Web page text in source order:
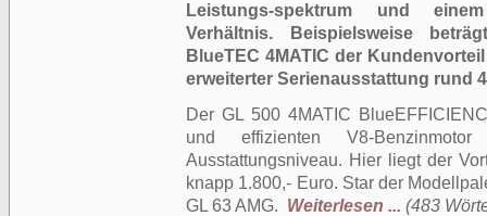
Leistungs-spektrum und
Verhältnis. Beispielsweise
BlueTEC 4MATIC der
erweiterter Serienausstattung rund
Der GL 500 4MATIC
und effizienten V8-
Ausstattungsniveau. Hier liegt der
knapp 1.800,- Euro. Star der
GL 63 AMG. Weiterlesen ... (483